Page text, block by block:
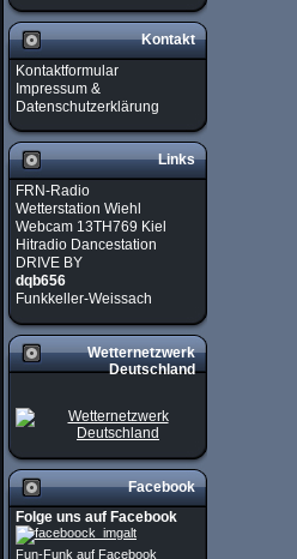
Kontakt
Kontaktformular
Impressum &
Datenschutzerklärung
Links
FRN-Radio
Wetterstation Wiehl
Webcam 13TH769 Kiel
Hitradio Dancestation
DRIVE BY
dqb656
Funkkeller-Weissach
Wetternetzwerk
Deutschland
Facebook
Folge uns auf Facebook
Fun-Funk auf Facebook